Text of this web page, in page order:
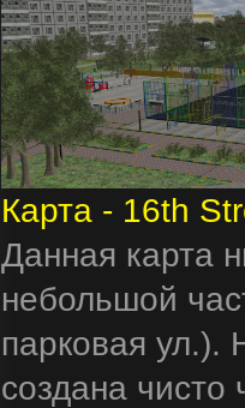
Карта - 16th
Данная карта
небольшой
парковая ул.).
создана чисто